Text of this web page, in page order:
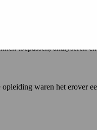
rond de
toepassen, analyseren
waren het erover